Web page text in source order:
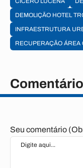
DEMOLIÇÃO HOTEL
INFRAESTRUTURA
RECUPERAÇÃO ÁREA
Seu comentário